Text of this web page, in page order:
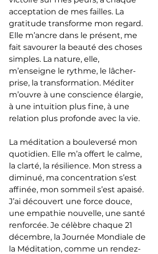
acceptation de mes failles. La
gratitude transforme mon regard.
Elle m’ancre dans le présent, me
fait savourer la beauté des choses
simples. La nature, elle,
m’enseigne le rythme, le lâcher-
prise, la transformation. Méditer
m’ouvre à une conscience élargie,
à une intuition plus fine, à une
relation plus profonde avec la vie.
La méditation a bouleversé mon
quotidien. Elle m’a offert le calme,
la clarté, la résilience. Mon stress a
diminué, ma concentration s’est
affinée, mon sommeil s’est apaisé.
J’ai découvert une force douce,
une empathie nouvelle, une santé
renforcée. Je célèbre chaque 21
décembre, la Journée Mondiale de
la Méditation, comme un rendez-